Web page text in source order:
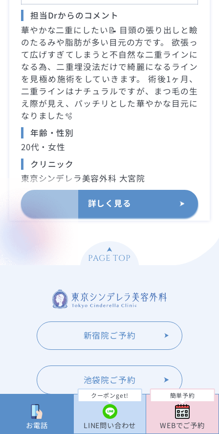
お電話
クーポンget!
LINE問い合わせ
簡単予約
WEBでご予約
担当Drからのコメント
華やかな二重にしたい📝 目頭の張り出しと瞼
のたるみや脂肪が多い目元の方です。 欲張っ
て広げすぎてしまうと不自然な二重ラインに
なる為、二重埋没法だけで綺麗になるライン
を見極め施術をしていきます。 術後1ヶ月、
二重ラインはナチュラルですが、まつ毛の生
え際が見え、パッチリとした華やかな目元に
なりました🫧
年齢・性別
20代・女性
クリニック
東京シンデレラ美容外科 大宮院
詳しく見る
PAGE TOP
新宿院ご予約
池袋院ご予約
大宮院ご予約